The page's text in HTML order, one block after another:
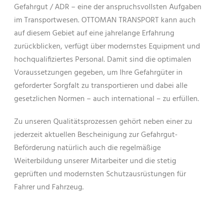
Gefahrgut / ADR – eine der anspruchsvollsten Aufgaben
im Transportwesen. OTTOMAN TRANSPORT kann auch
auf diesem Gebiet auf eine jahrelange Erfahrung
zurückblicken, verfügt über modernstes Equipment und
hochqualifiziertes Personal. Damit sind die optimalen
Voraussetzungen gegeben, um Ihre Gefahrgüter in
geforderter Sorgfalt zu transportieren und dabei alle
gesetzlichen Normen – auch international – zu erfüllen.
Zu unseren Qualitätsprozessen gehört neben einer zu
jederzeit aktuellen Bescheinigung zur Gefahrgut-
Beförderung natürlich auch die regelmäßige
Weiterbildung unserer Mitarbeiter und die stetig
geprüften und modernsten Schutzausrüstungen für
Fahrer und Fahrzeug.